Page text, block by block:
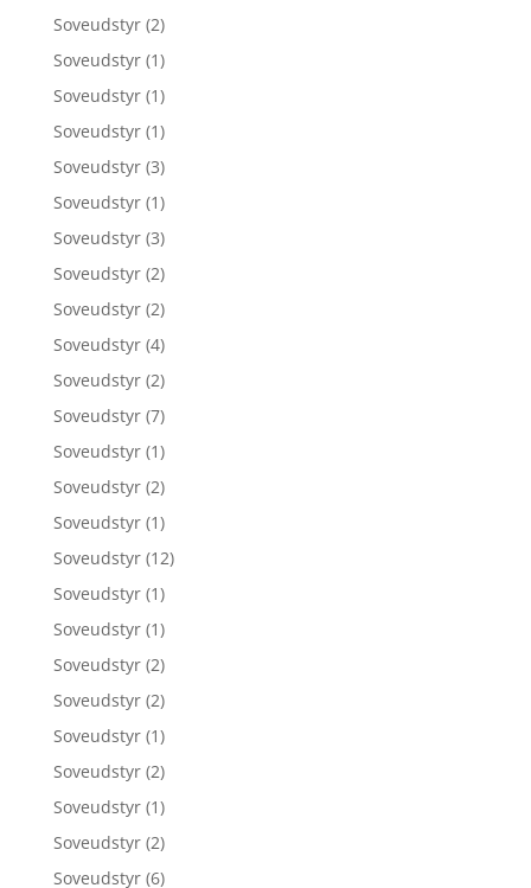
Soveudstyr (2)
Soveudstyr (1)
Soveudstyr (1)
Soveudstyr (1)
Soveudstyr (3)
Soveudstyr (1)
Soveudstyr (3)
Soveudstyr (2)
Soveudstyr (2)
Soveudstyr (4)
Soveudstyr (2)
Soveudstyr (7)
Soveudstyr (1)
Soveudstyr (2)
Soveudstyr (1)
Soveudstyr (12)
Soveudstyr (1)
Soveudstyr (1)
Soveudstyr (2)
Soveudstyr (2)
Soveudstyr (1)
Soveudstyr (2)
Soveudstyr (1)
Soveudstyr (2)
Soveudstyr (6)